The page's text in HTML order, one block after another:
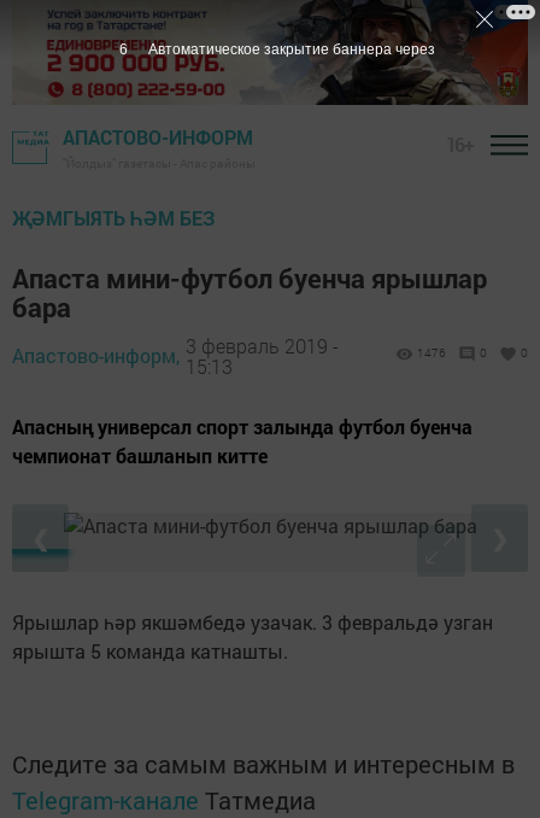
АПАСТОВО-ИНФОРМ
ҖӘМГЫЯТЬ ҺӘМ БЕЗ
Апаста мини-футбол буенча ярышлар
бара
Апастово-информ, 3 февраль 2019 -
15:13
1476 0 0
Апасның универсал спорт залында футбол буенча
чемпионат башланып китте
Ярышлар һәр якшәмбедә узачак. 3 февральдә узган
ярышта 5 команда катнашты.
Следите за самым важным и интересным в
Telegram-канале Татмедиа
5 Автоматическое закрытие баннера через